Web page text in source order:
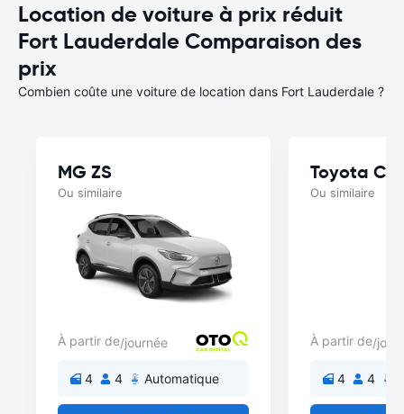
Location de voiture à prix réduit
Fort Lauderdale Comparaison des
prix
Combien coûte une voiture de location dans Fort Lauderdale ?
MG ZS
Ou similaire
À partir de/journée
4 4 Automatique
Toyota
Ou similaire
À partir de/
4 4